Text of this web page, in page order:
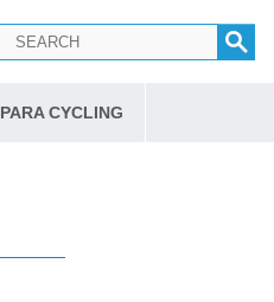
PARA CYCLING